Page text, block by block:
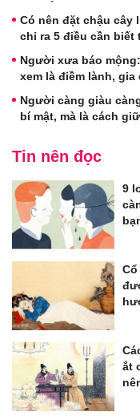
Có nên đặt chậu
chỉ ra 5 điều cần
Người xưa báo
xem là điềm lành,
Người càng giàu
bí mật, mà là cách
Tin nên đọc
9
ắt